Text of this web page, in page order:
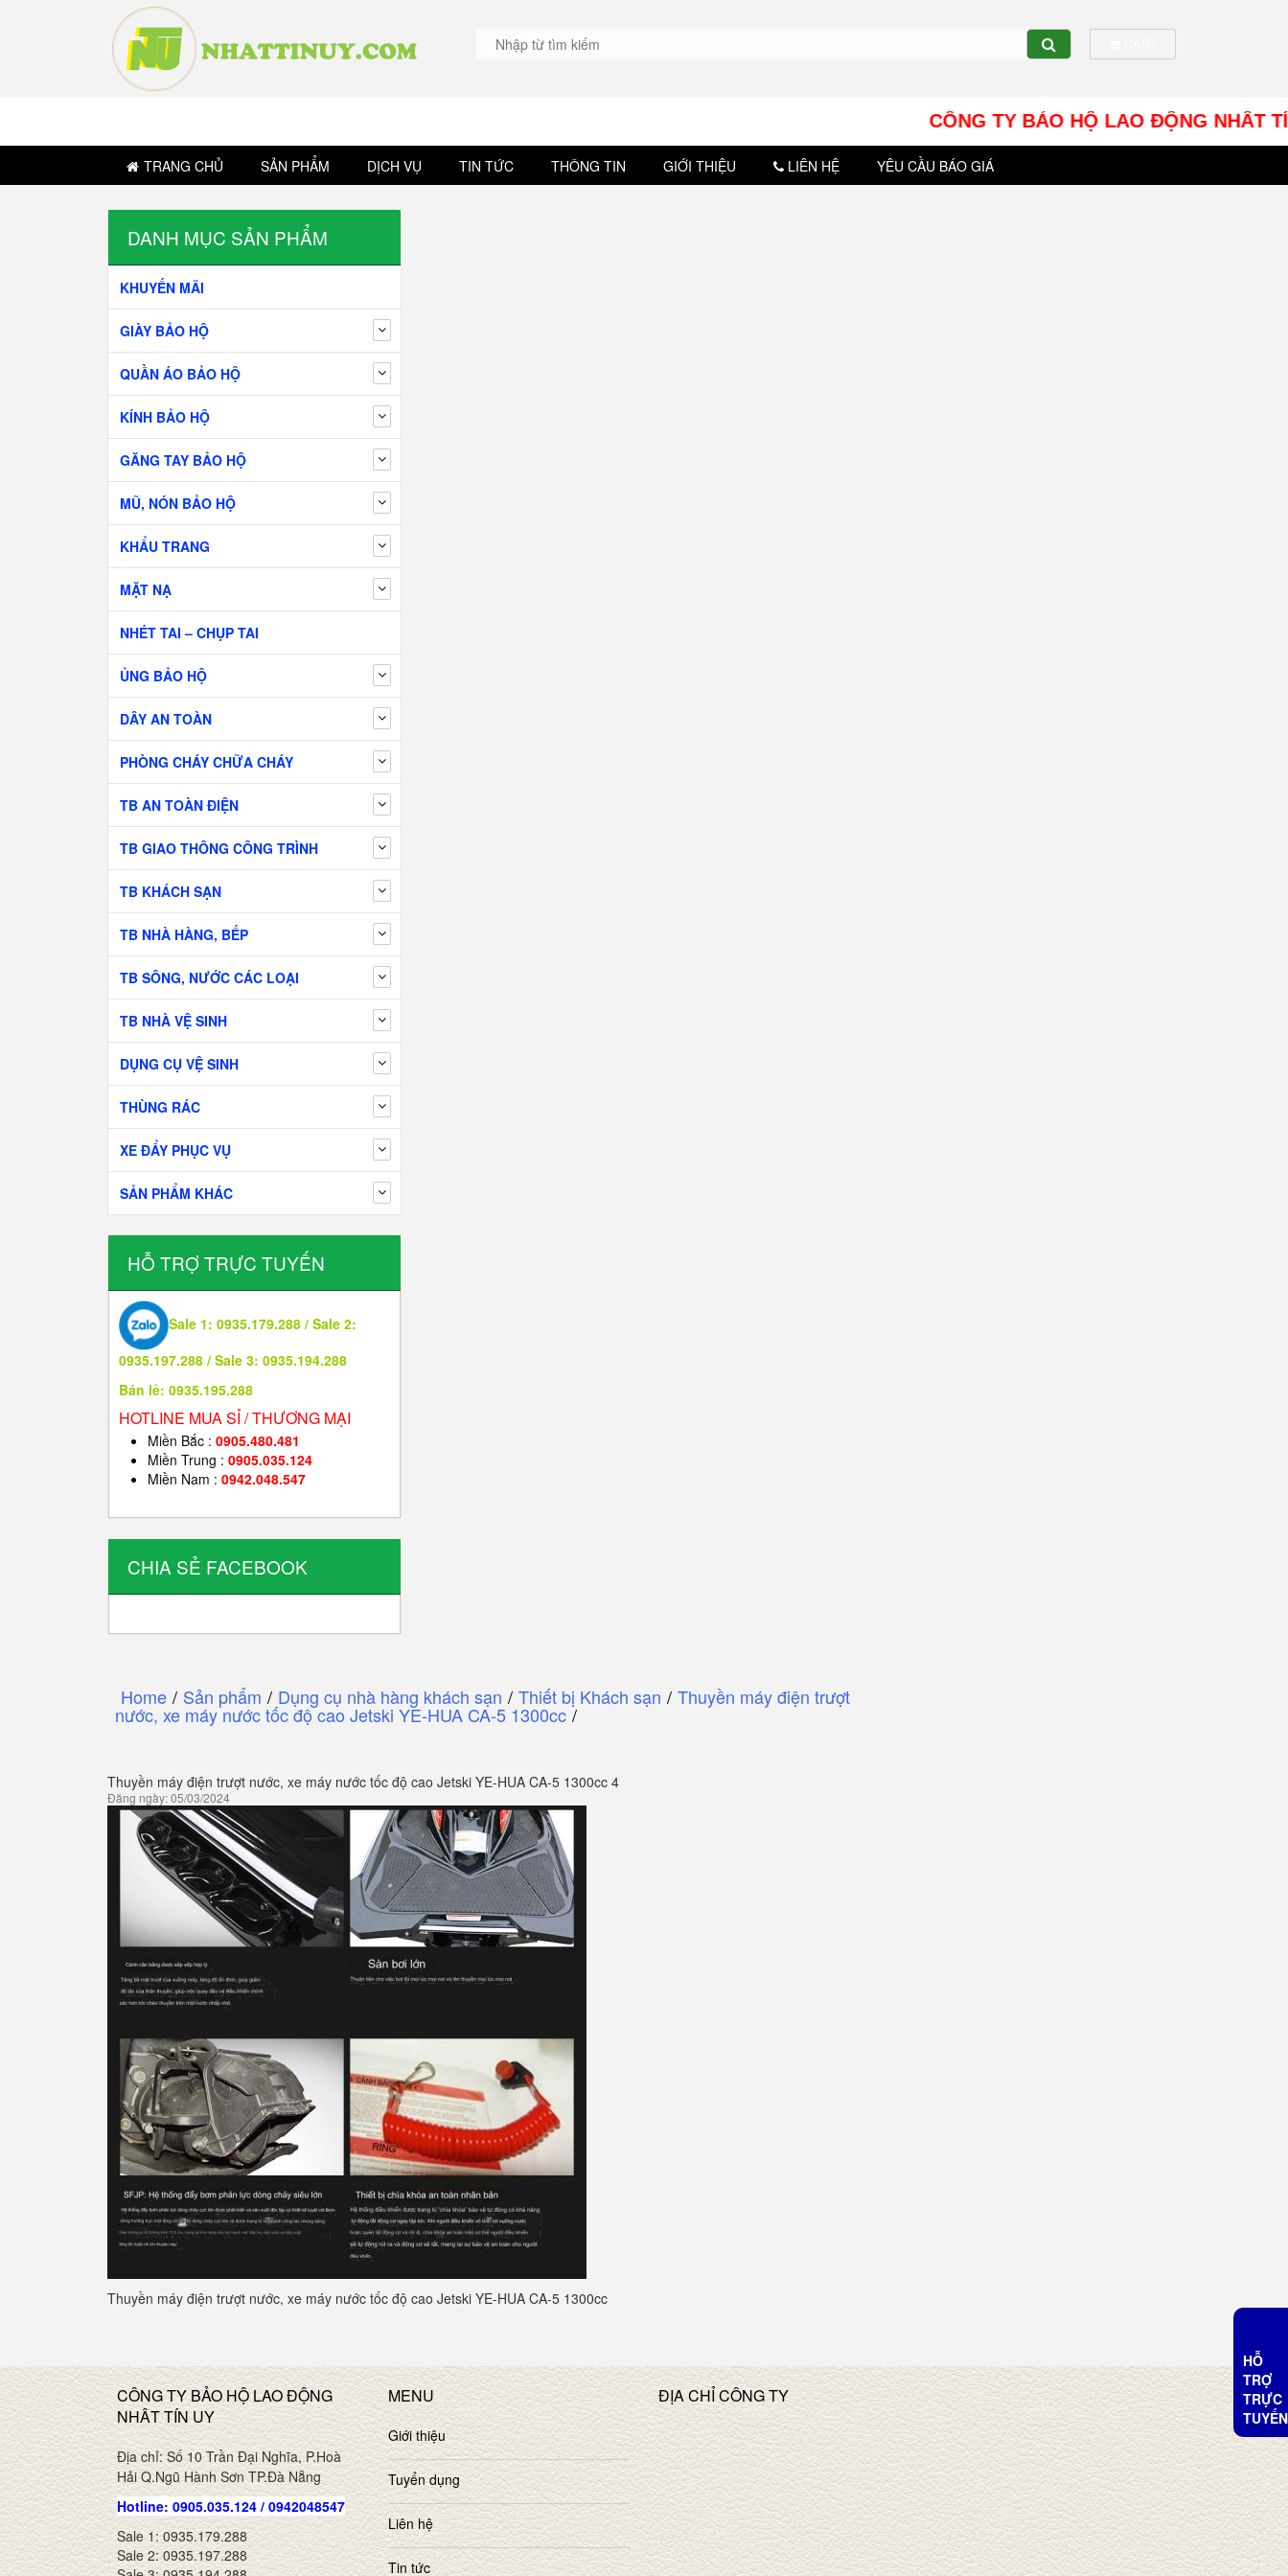
CÔNG TY BẢO HỘ LAO ĐỘNG NHÂT
TRANG CHỦ SẢN PHẨM DỊCH VỤ TIN TỨC THÔNG TIN GIỚI THIỆU LIÊN HỆ YÊU CẦU BÁO GIÁ
DANH MỤC SẢN PHẨM
KHUYẾN MÃI
GIÀY BẢO HỘ
QUẦN ÁO BẢO HỘ
KÍNH BẢO HỘ
GĂNG TAY BẢO HỘ
MŨ, NÓN BẢO HỘ
KHẨU TRANG
MẶT NẠ
NHÉT TAI – CHỤP TAI
ỦNG BẢO HỘ
DÂY AN TOÀN
PHÒNG CHÁY CHỮA CHÁY
TB AN TOÀN ĐIỆN
TB GIAO THÔNG CÔNG TRÌNH
TB KHÁCH SẠN
TB NHÀ HÀNG, BẾP
TB SÔNG, NƯỚC CÁC LOẠI
TB NHÀ VỆ SINH
DỤNG CỤ VỆ SINH
THÙNG RÁC
XE ĐẨY PHỤC VỤ
SẢN PHẨM KHÁC
HỖ TRỢ TRỰC TUYẾN
Sale 1: 0935.179.288 / Sale 2:
0935.197.288 / Sale 3: 0935.194.288
Bán lẻ: 0935.195.288
HOTLINE MUA SỈ / THƯƠNG MẠI
Miền Bắc : 0905.480.481
Miền Trung : 0905.035.124
Miền Nam : 0942.048.547
CHIA SẺ FACEBOOK
Home / Sản phẩm / Dụng cụ nhà hàng khách sạn / Thiết bị Khách sạn / Thuyền máy điện trượt
nước, xe máy nước tốc độ cao Jetski YE-HUA CA-5 1300cc /
Thuyền máy điện trượt nước, xe máy nước tốc độ cao Jetski YE-HUA CA-5 1300cc 4
Đăng ngày: 05/03/2024
Thuyền máy điện trượt nước, xe máy nước tốc độ cao Jetski YE-HUA CA-5 1300cc
CÔNG TY BẢO HỘ LAO ĐỘNG
NHÂT TÍN UY
Địa chỉ: Số 10 Trần Đại Nghĩa, P.Hoà
Hải Q.Ngũ Hành Sơn TP.Đà Nẵng
Hotline: 0905.035.124 / 0942048547
Sale 1: 0935.179.288
Sale 2: 0935.197.288
MENU
Giới thiệu
Tuyển dụng
Liên hệ
Tin tức
ĐỊA CHỈ CÔNG TY
HỖ
TRỢ
TRỰC
TUYẾN